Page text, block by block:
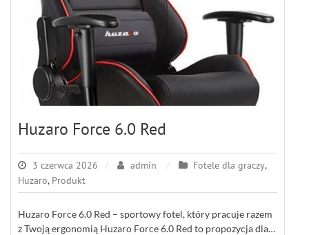
Huzaro Force 6.0 Red
3 czerwca 2026 admin Fotele dla graczy,
Huzaro, Produkt
Huzaro Force 6.0 Red – sportowy fotel, który pracuje razem
z Twoją ergonomią Huzaro Force 6.0 Red to propozycja dla…